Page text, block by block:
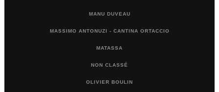
MANU DUVEAU
MASSIMO ANTONUZI - CANTINA ORTACCIO
MATASSA
NON CLASSÉ
OLIVIER BOULIN